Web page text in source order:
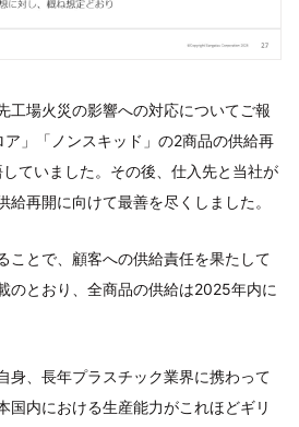
工場火災の影響への対応についてご報
」「ノンスキッド」の2商品の供給再
ていました。その後、仕入先と当社が
再開に向けて最善を尽くしました。
ことで、顧客への供給責任を果たして
のとおり、全商品の供給は2025年内に
身、長年プラスチック業界に携わって
国内における生産能力がこれほどギリ